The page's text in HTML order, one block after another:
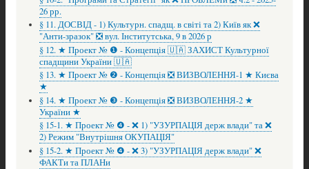
26 рр.
§ 11. ДОСВІД - 1) Культурн. спадщ. в світі та 2) Київ як ❌
"Анти-зразок" ❎ вул. Інститутська, 9 в 2026 р
§ 12. ★ Проект № ❶ - Концепція 🇺🇦 ЗАХИСТ Культурної
спадщини України 🇺🇦
§ 13. ★ Проект № ❷ - Концепція ❎ ВИЗВОЛЕННЯ-1 ★ Києва
★
§ 14. ★ Проект № ❸ - Концепція ❎ ВИЗВОЛЕННЯ-2 ★
України ★
§ 15-1. ★ Проект № ❹ - ❌ 1) "УЗУРПАЦІЯ держ влади" та ❌
2) Режим "Внутрішня ОКУПАЦІЯ"
§ 15-2. ★ Проект № ❹ - ❌ 3) "УЗУРПАЦІЯ держ влади" ❌
ФАКТи та ПЛАНи